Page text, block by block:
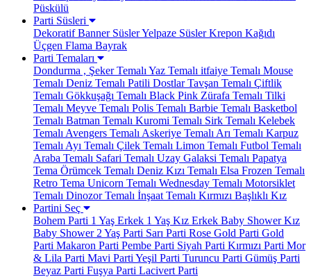
Püskülü
Parti Süsleri
Dekoratif Banner SüslerYelpaze SüslerKrepon Kağıdı
Üçgen Flama Bayrak
Parti Temaları
Dondurma , Şeker Temalı Yaz Temalı itfaiye Temalı Mouse
Temalı Deniz Temalı Patili DostlarTavşan Temalı Çiftlik
Temalı Gökkuşağı Temalı Black Pink Zürafa Temalı Tilki
Temalı Meyve Temalı Polis Temalı Barbie Temalı Basketbol
Temalı Batman Temalı Kuromi Temalı Sirk Temalı Kelebek
Temalı Avengers Temalı Askeriye Temalı Arı Temalı Karpuz
Temalı Ayı Temalı Çilek Temalı Limon Temalı Futbol Temalı
Araba Temalı Safari Temalı Uzay Galaksi Temalı Papatya
Tema Örümcek Temalı Deniz Kızı Temalı Elsa Frozen Temalı
Retro Tema Unicorn Temalı Wednesday Temalı Motorsiklet
Temalı Dinozor Temalı İnşaat Temalı Kırmızı Başlıklı Kız
Partini Seç
Bohem Parti 1 Yaş Erkek 1 Yaş Kız Erkek Baby ShowerKız
Baby Shower2 Yaş Parti Sarı Parti Rose Gold Parti Gold
Parti Makaron Parti Pembe Parti Siyah Parti Kırmızı Parti Mor
& Lila Parti Mavi Parti Yeşil Parti Turuncu Parti Gümüş Parti
Beyaz Parti Fuşya Parti Lacivert Parti